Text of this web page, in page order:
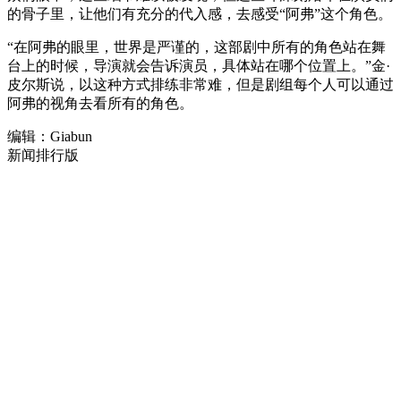
的骨子里，让他们有充分的代入感，去感受“阿弗”这个角色。
“在阿弗的眼里，世界是严谨的，这部剧中所有的角色站在舞
台上的时候，导演就会告诉演员，具体站在哪个位置上。”金·
皮尔斯说，以这种方式排练非常难，但是剧组每个人可以通过
阿弗的视角去看所有的角色。
编辑：Giabun
新闻排行版